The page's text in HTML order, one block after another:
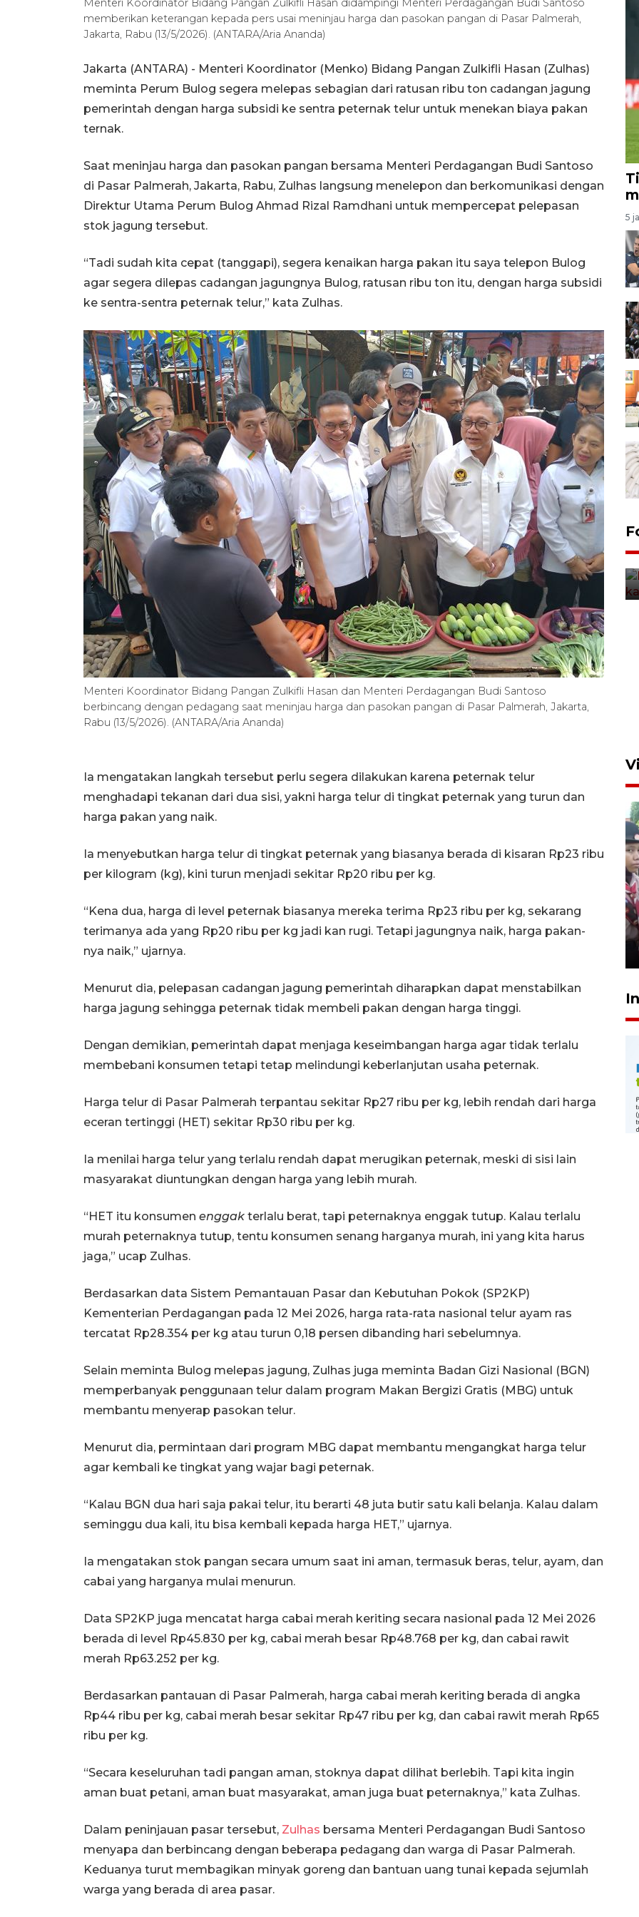
Menteri Koordinator Bidang Pangan Zulkifli Hasan didampingi Menteri Perdagangan Budi Santoso
memberikan keterangan kepada pers usai meninjau harga dan pasokan pangan di Pasar Palmerah,
Jakarta, Rabu (13/5/2026). (ANTARA/Aria Ananda)
Jakarta (ANTARA) - Menteri Koordinator (Menko) Bidang Pangan Zulkifli Hasan (Zulhas)
meminta Perum Bulog segera melepas sebagian dari ratusan ribu ton cadangan jagung
pemerintah dengan harga subsidi ke sentra peternak telur untuk menekan biaya pakan
ternak.
Saat meninjau harga dan pasokan pangan bersama Menteri Perdagangan Budi Santoso
di Pasar Palmerah, Jakarta, Rabu, Zulhas langsung menelepon dan berkomunikasi dengan
Direktur Utama Perum Bulog Ahmad Rizal Ramdhani untuk mempercepat pelepasan
stok jagung tersebut.
“Tadi sudah kita cepat (tanggapi), segera kenaikan harga pakan itu saya telepon Bulog
agar segera dilepas cadangan jagungnya Bulog, ratusan ribu ton itu, dengan harga subsidi
ke sentra-sentra peternak telur,” kata Zulhas.
Menteri Koordinator Bidang Pangan Zulkifli Hasan dan Menteri Perdagangan Budi Santoso
berbincang dengan pedagang saat meninjau harga dan pasokan pangan di Pasar Palmerah, Jakarta,
Rabu (13/5/2026). (ANTARA/Aria Ananda)
Ia mengatakan langkah tersebut perlu segera dilakukan karena peternak telur
menghadapi tekanan dari dua sisi, yakni harga telur di tingkat peternak yang turun dan
harga pakan yang naik.
Ia menyebutkan harga telur di tingkat peternak yang biasanya berada di kisaran Rp23 ribu
per kilogram (kg), kini turun menjadi sekitar Rp20 ribu per kg.
“Kena dua, harga di level peternak biasanya mereka terima Rp23 ribu per kg, sekarang
terimanya ada yang Rp20 ribu per kg jadi kan rugi. Tetapi jagungnya naik, harga pakan-
nya naik,” ujarnya.
Menurut dia, pelepasan cadangan jagung pemerintah diharapkan dapat menstabilkan
harga jagung sehingga peternak tidak membeli pakan dengan harga tinggi.
Dengan demikian, pemerintah dapat menjaga keseimbangan harga agar tidak terlalu
membebani konsumen tetapi tetap melindungi keberlanjutan usaha peternak.
Harga telur di Pasar Palmerah terpantau sekitar Rp27 ribu per kg, lebih rendah dari harga
eceran tertinggi (HET) sekitar Rp30 ribu per kg.
Ia menilai harga telur yang terlalu rendah dapat merugikan peternak, meski di sisi lain
masyarakat diuntungkan dengan harga yang lebih murah.
“HET itu konsumen enggak terlalu berat, tapi peternaknya enggak tutup. Kalau terlalu
murah peternaknya tutup, tentu konsumen senang harganya murah, ini yang kita harus
jaga,” ucap Zulhas.
Berdasarkan data Sistem Pemantauan Pasar dan Kebutuhan Pokok (SP2KP)
Kementerian Perdagangan pada 12 Mei 2026, harga rata-rata nasional telur ayam ras
tercatat Rp28.354 per kg atau turun 0,18 persen dibanding hari sebelumnya.
Selain meminta Bulog melepas jagung, Zulhas juga meminta Badan Gizi Nasional (BGN)
memperbanyak penggunaan telur dalam program Makan Bergizi Gratis (MBG) untuk
membantu menyerap pasokan telur.
Menurut dia, permintaan dari program MBG dapat membantu mengangkat harga telur
agar kembali ke tingkat yang wajar bagi peternak.
“Kalau BGN dua hari saja pakai telur, itu berarti 48 juta butir satu kali belanja. Kalau dalam
seminggu dua kali, itu bisa kembali kepada harga HET,” ujarnya.
Ia mengatakan stok pangan secara umum saat ini aman, termasuk beras, telur, ayam, dan
cabai yang harganya mulai menurun.
Data SP2KP juga mencatat harga cabai merah keriting secara nasional pada 12 Mei 2026
berada di level Rp45.830 per kg, cabai merah besar Rp48.768 per kg, dan cabai rawit
merah Rp63.252 per kg.
Berdasarkan pantauan di Pasar Palmerah, harga cabai merah keriting berada di angka
Rp44 ribu per kg, cabai merah besar sekitar Rp47 ribu per kg, dan cabai rawit merah Rp65
ribu per kg.
“Secara keseluruhan tadi pangan aman, stoknya dapat dilihat berlebih. Tapi kita ingin
aman buat petani, aman buat masyarakat, aman juga buat peternaknya,” kata Zulhas.
Dalam peninjauan pasar tersebut, Zulhas bersama Menteri Perdagangan Budi Santoso
menyapa dan berbincang dengan beberapa pedagang dan warga di Pasar Palmerah.
Keduanya turut membagikan minyak goreng dan bantuan uang tunai kepada sejumlah
warga yang berada di area pasar.
5
Uji fungsi jembatan kereta api
di Jember
5 Agustus 2026 22:18
Desa Tangguh Bencana di
Jawa Timur
Memberantas kejahatan
jalanan Jakarta